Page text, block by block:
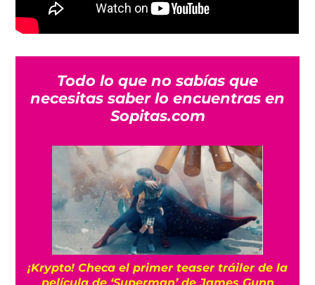
Todo lo que no sabías que
necesitas saber lo encuentras en
Sopitas.com
¡Krypto! Checa el primer teaser tráiler de la